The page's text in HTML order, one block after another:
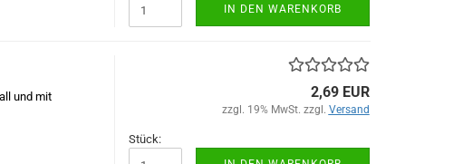
IN DEN WARENKORB
und mit
2,69 EUR
zzgl. 19% MwSt. zzgl. Versand
Stück: